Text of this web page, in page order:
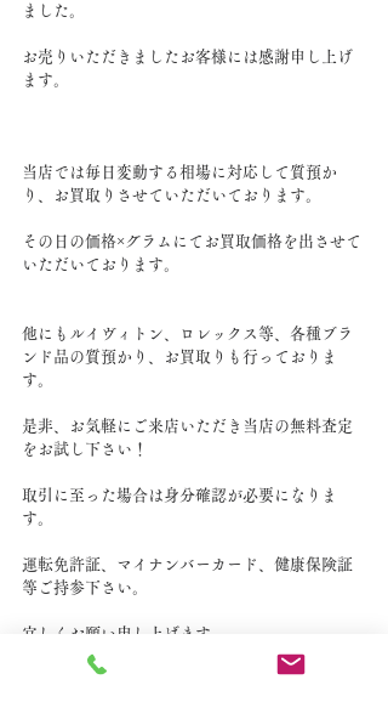
ました。
お売りいただきましたお客様には感謝申し上げ
ます。
当店では毎日変動する相場に対応して質預か
り、お買取りさせていただいております。
その日の価格×グラムにてお買取価格を出させて
いただいております。
他にもルイヴィトン、ロレックス等、各種ブラ
ンド品の質預かり、お買取りも行っておりま
す。
是非、お気軽にご来店いただき当店の無料査定
をお試し下さい！
取引に至った場合は身分確認が必要になりま
す。
運転免許証、マイナンバーカード、健康保険証
等ご持参下さい。
宜しくお願い申し上げます。